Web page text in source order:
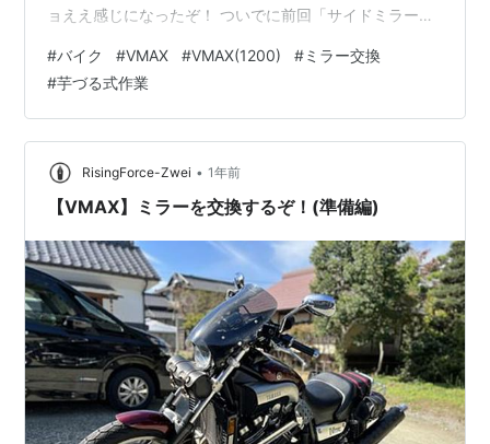
ョええ感じになったぞ！ ついでに前回「サイドミラー」
が付いたので、サラっと「ミラー」に修正しました！(テ
ヘ☆ペロ) そんじゃまぁ、サクッと取り付け作業をしてい
きまっしょい！
#バイク #VMAX #VMAX(1200) #ミラー交換
#芋づる式作業
RisingForce-Zwei • 1年前
【VMAX】ミラーを交換するぞ！(準備編)